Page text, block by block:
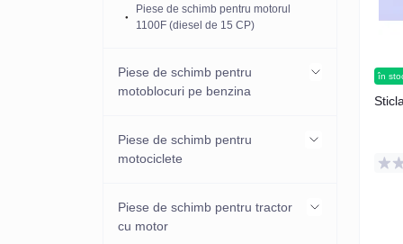
Piese de schimb pentru motorul
1100F (diesel de 15 CP)
Piese de schimb pentru
motoblocuri pe benzina
P65/P70F (general)
Piese de schimb pentru motor
Piese de schimb pentru
motociclete
Accesorii pentru scutere si
motociclete
Piese de schimb pentru tractor
cu motor
în